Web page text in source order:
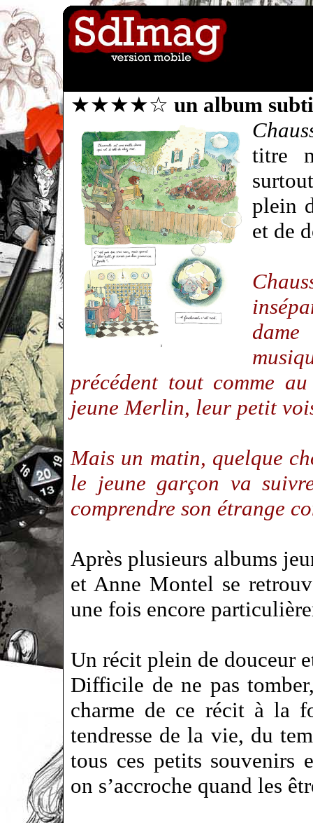
★★★★☆ un album
titre
plein
et de
précédent tout comme
jeune Merlin, leur petit
Mais un matin, quelque
le jeune garçon va
comprendre son étrange
Après plusieurs albums
et Anne Montel se
une fois encore
Un récit plein de douceur
Difficile de ne pas
charme de ce récit à la
tendresse de la vie, du
tous ces petits souvenirs
on s’accroche quand les